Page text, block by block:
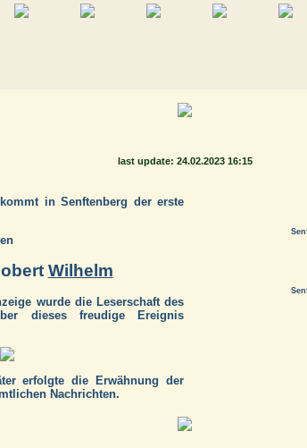
last update: 24.02.2023 16:15
in Senftenberg der erste
Wilhelm
wurde die Leserschaft des
dieses freudige Ereignis
erfolgte die Erwähnung der
Nachrichten.